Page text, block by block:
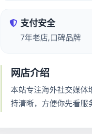
支付安全
7年老店,口碑品牌
网店介绍
本站专注海外社交媒体
持清晰，方便你先看服